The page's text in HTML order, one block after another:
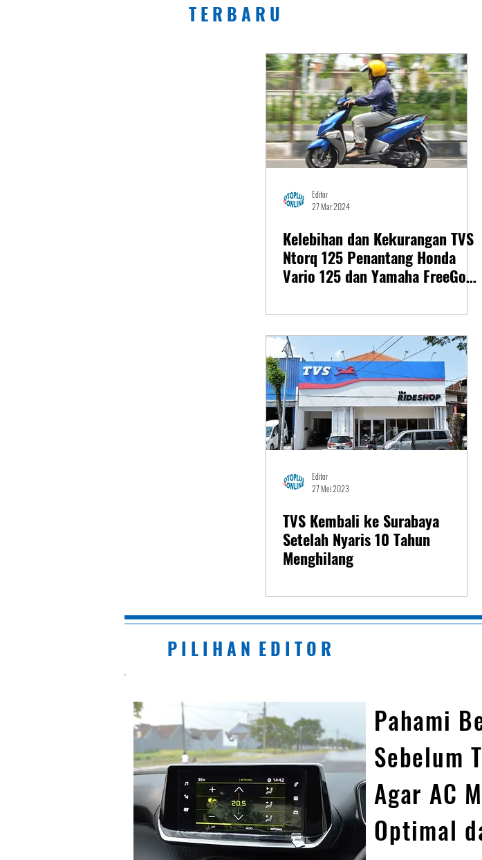
T E R B A R U
Editor
27 Mar 2024
Kelebihan dan Kekurangan TVS
Ntorq 125 Penantang Honda
Vario 125 dan Yamaha FreeGo
Editor
27 Mei 2023
TVS Kembali ke Surabaya
Setelah Nyaris 10 Tahun
Menghilang
P I L I H A N E D I T O R
Pahami
Sebelum
Agar AC
Optimal